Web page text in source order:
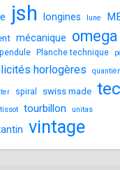
jsh longines lune
mécanique omega
pendule Planche technique
horlogères
spiral swiss made
tissot tourbillon unitas
vintage